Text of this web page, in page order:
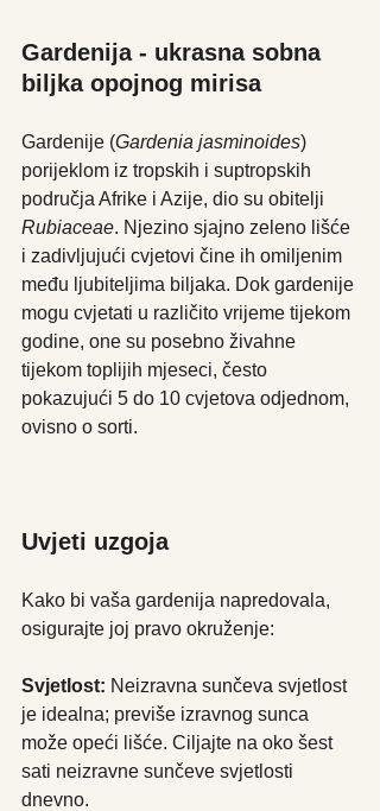
Gardenija - ukrasna sobna
biljka opojnog mirisa
Gardenije (Gardenia jasminoides)
porijeklom iz tropskih i suptropskih
područja Afrike i Azije, dio su obitelji
Rubiaceae. Njezino sjajno zeleno lišće
i zadivljujući cvjetovi čine ih omiljenim
među ljubiteljima biljaka. Dok gardenije
mogu cvjetati u različito vrijeme tijekom
godine, one su posebno živahne
tijekom toplijih mjeseci, često
pokazujući 5 do 10 cvjetova odjednom,
ovisno o sorti.
Uvjeti uzgoja
Kako bi vaša gardenija napredovala,
osigurajte joj pravo okruženje:
Svjetlost: Neizravna sunčeva svjetlost
je idealna; previše izravnog sunca
može opeći lišće. Ciljajte na oko šest
sati neizravne sunčeve svjetlosti
dnevno.